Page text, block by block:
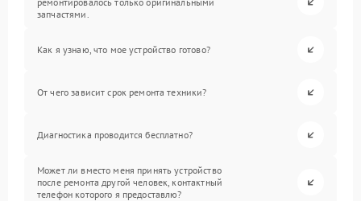
запчастями.
Как я узнаю, что мое устройство готово?
От чего зависит срок ремонта техники?
Диагностика проводится бесплатно?
Может ли вместо меня принять устройство
после ремонта другой человек, контактный
телефон которого я предоставлю?